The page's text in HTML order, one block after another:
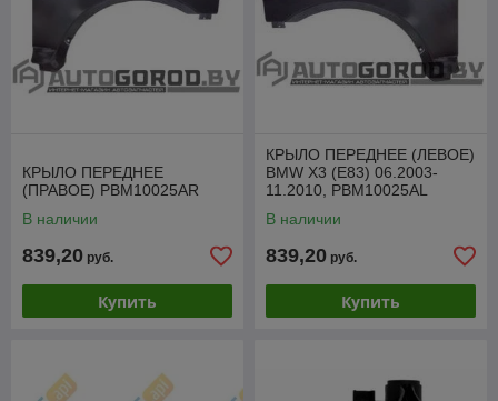
КРЫЛО ПЕРЕДНЕЕ
(ПРАВОЕ) PBM10025AR
В наличии
839,20 руб.
Купить
КРЫЛО ПЕРЕДНЕЕ (ЛЕВОЕ)
BMW X3 (E83) 06.2003-
11.2010, PBM10025AL
В наличии
839,20 руб.
Купить